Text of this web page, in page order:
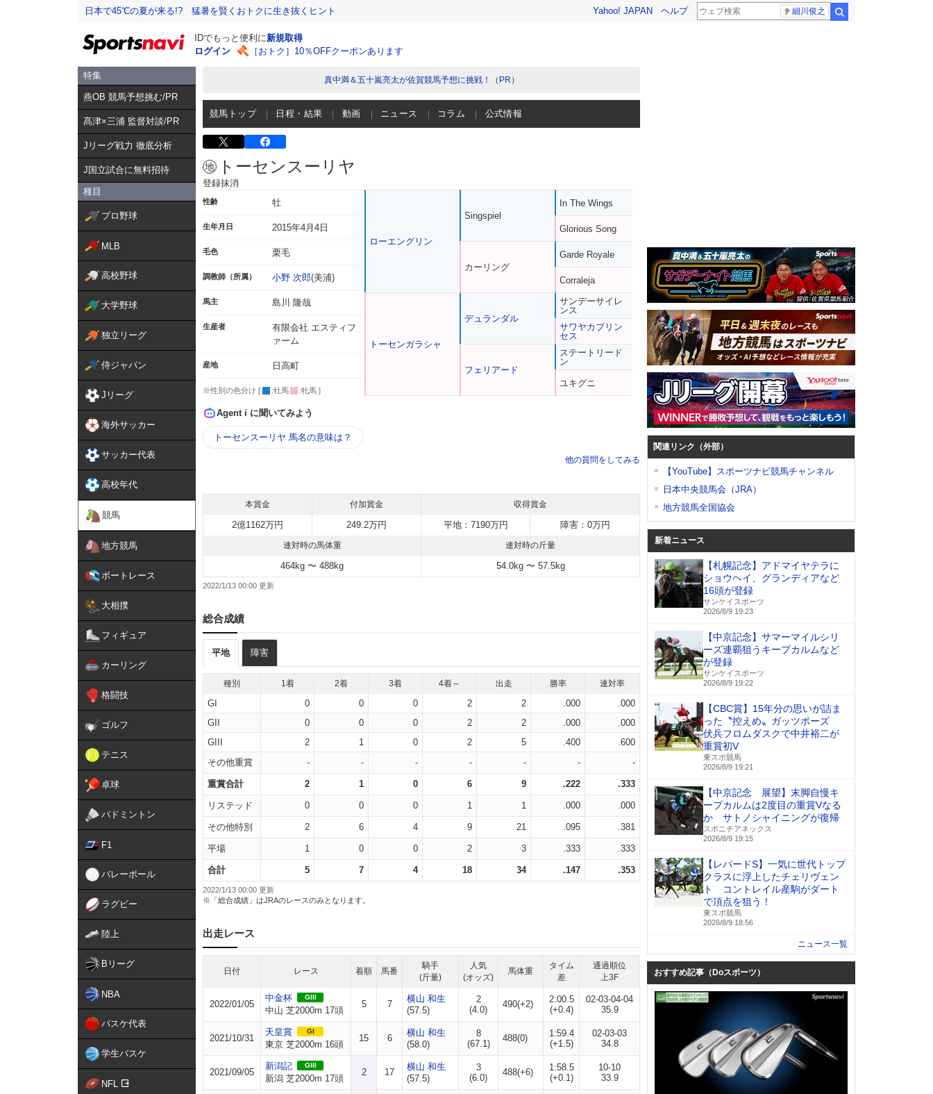
日本で45℃の夏が来る!? 猛暑を賢くおトクに生き抜くヒント Yahoo! JAPAN ヘルプ 細川俊之
IDでもっと便利に新規取得
ログイン
［おトク］10％OFFクーポンあります
特集
燕OB 競馬予想挑む/PR
髙津×三浦 監督対談/PR
Jリーグ戦力 徹底分析
J国立試合に無料招待
種目
プロ野球
MLB
高校野球
大学野球
独立リーグ
侍ジャパン
Jリーグ
海外サッカー
サッカー代表
高校年代
競馬
地方競馬
ボートレース
大相撲
フィギュア
カーリング
格闘技
ゴルフ
テニス
卓球
バドミントン
F1
バレーボール
ラグビー
陸上
Bリーグ
NBA
バスケ代表
学生バスケ
NFL
真中満＆五十嵐亮太が佐賀競馬予想に挑戦！（PR）
競馬トップ 日程・結果 動画 ニュース コラム 公式情報
トーセンスーリヤ
登録抹消
性齢 牡
生年月日 2015年4月4日
毛色 栗毛
調教師（所属） 小野 次郎(美浦)
馬主 島川 隆哉
生産者
有限会社 エスティフ
ァーム
産地 日高町
※性別の色分け [ :牡馬 :牝馬 ]
ローエングリン
トーセンガラシャ
Singspiel
カーリング
デュランダル
フェリアード
In The Wings
Glorious Song
Garde Royale
Corraleja
サンデーサイレ
ンス
サワヤカプリン
セス
ステートリード
ン
ユキグニ
Agent i に聞いてみよう
トーセンスーリヤ 馬名の意味は？
他の質問をしてみる
本賞金 付加賞金 収得賞金
2億1162万円 249.2万円 平地：7190万円 障害：0万円
連対時の馬体重 連対時の斤量
464kg 〜 488kg 54.0kg 〜 57.5kg
2022/1/13 00:00
総合成績
平地 障害
種別 1着 2着 3着 4着～ 出走 勝率 連対率
GI 0 0 0 2 2 .000
.000
GII
0 0 0 2 2 .000
.000
GIII
2 1 0 2 5 .400
.600
その他重賞
- - - - - - -
重賞合計 2 1 0 6 9 .222 .333
リステッド 0 0 0 1 1 .000 .000
その他特別 2 6 4 9 21 .095 .381
平場 1 0 0 2 3 .333 .333
合計 5 7 4 18 34 .147 .353
2022/1/13 00:00 更新
※「総合成績」はJRAのレースのみとなります。
出走レース
日付 レース 着順 馬番
騎手
(斤量)
人気
(オッズ)
馬体重
タイム
差
通過順位
上3F
2022/01/05
中金杯 GIII
中山 芝2000m 17頭
5 7
横山 和生
(57.5)
2
(4.0)
490(+2)
2:00.5
(+0.4)
02-03-04-04
35.9
2021/10/31
天皇賞 GI
東京 芝2000m 16頭
15 6
横山 和生
(58.0)
8
(67.1)
488(0)
1:59.4
(+1.5)
02-03-03
34.8
2021/09/05
新潟記 GIII
新潟 芝2000m 17頭
2 17
横山 和生
(57.5)
3
(6.0)
488(+6)
1:58.5
(+0.1)
10-10
33.9
関連リンク（外部）
【YouTube】スポーツナビ競馬チャンネル
日本中央競馬会（JRA）
地方競馬全国協会
新着ニュース
【札幌記念】アドマイヤテラに
ショウヘイ、グランディアなど
16頭が登録
サンケイスポーツ
2026/8/9 19:23
【中京記念】サマーマイルシリ
ーズ連覇狙うキープカルムなど
が登録
サンケイスポーツ
2026/8/9 19:22
【CBC賞】15年分の思いが詰ま
った〝控えめ〟ガッツポーズ
伏兵フロムダスクで中井裕二が
重賞初V
東スポ競馬
2026/8/9 19:21
【中京記念 展望】末脚自慢キ
ープカルムは2度目の重賞Vなる
か サトノシャイニングが復帰
スポニチアネックス
2026/8/9 19:15
【レパードS】一気に世代トップ
クラスに浮上したチェリヴェン
ト コントレイル産駒がダート
で頂点を狙う！
東スポ競馬
2026/8/9 18:56
ニュース一覧
おすすめ記事（Doスポーツ）